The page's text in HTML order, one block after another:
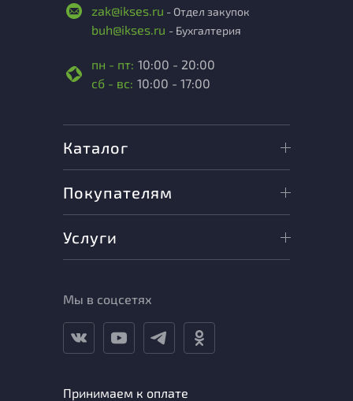
zak@ikses.ru - Отдел закупок
buh@ikses.ru - Бухгалтерия
пн - пт: 10:00 - 20:00
сб - вс: 10:00 - 17:00
Каталог
Покупателям
Услуги
Мы в соцсетях
Принимаем к оплате